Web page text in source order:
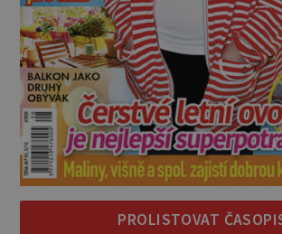
PROLISTOVAT